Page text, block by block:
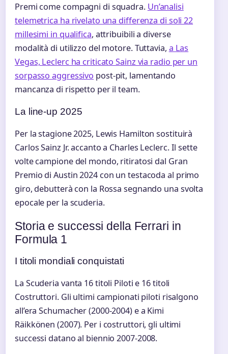
Premi come compagni di squadra. Un’analisi
telemetrica ha rivelato una differenza di soli 22
millesimi in qualifica, attribuibili a diverse
modalità di utilizzo del motore. Tuttavia, a Las
Vegas, Leclerc ha criticato Sainz via radio per un
sorpasso aggressivo post-pit, lamentando
mancanza di rispetto per il team.
La line-up 2025
Per la stagione 2025, Lewis Hamilton sostituirà
Carlos Sainz Jr. accanto a Charles Leclerc. Il sette
volte campione del mondo, ritiratosi dal Gran
Premio di Austin 2024 con un testacoda al primo
giro, debutterà con la Rossa segnando una svolta
epocale per la scuderia.
Storia e successi della Ferrari in
Formula 1
I titoli mondiali conquistati
La Scuderia vanta 16 titoli Piloti e 16 titoli
Costruttori. Gli ultimi campionati piloti risalgono
all’era Schumacher (2000-2004) e a Kimi
Räikkönen (2007). Per i costruttori, gli ultimi
successi datano al biennio 2007-2008.